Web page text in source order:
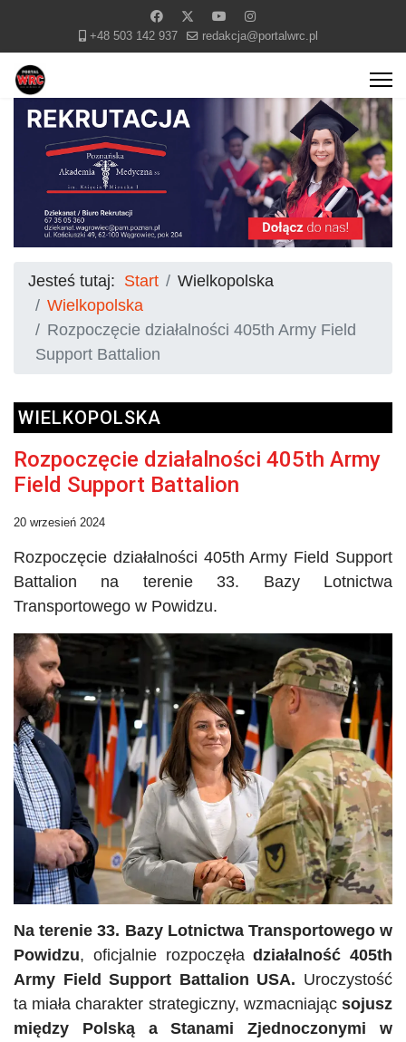
+48 503 142 937 redakcja@portalwrc.pl
Jesteś tutaj: Start
Wielkopolska
Wielkopolska
Rozpoczęcie działalności 405th Army Field
Support Battalion
WIELKOPOLSKA
Rozpoczęcie działalności 405th Army
Field Support Battalion
20 wrzesień 2024
Rozpoczęcie działalności 405th Army Field Support
Battalion na terenie 33. Bazy Lotnictwa
Transportowego w Powidzu.
Na terenie 33. Bazy Lotnictwa Transportowego w
Powidzu, oficjalnie rozpoczęładziałalność 405th
Army Field Support Battalion USA. Uroczystość
ta miała charakter strategiczny, wzmacniając sojusz
między Polską a Stanami Zjednoczonymi w